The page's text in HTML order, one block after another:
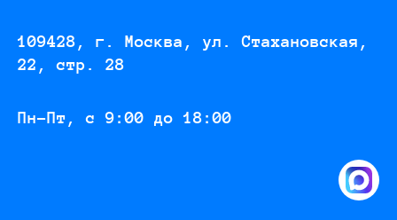
109428, г. Москва, ул. Стахановская,
22, стр. 28
Пн-Пт, с 9:00 до 18:00